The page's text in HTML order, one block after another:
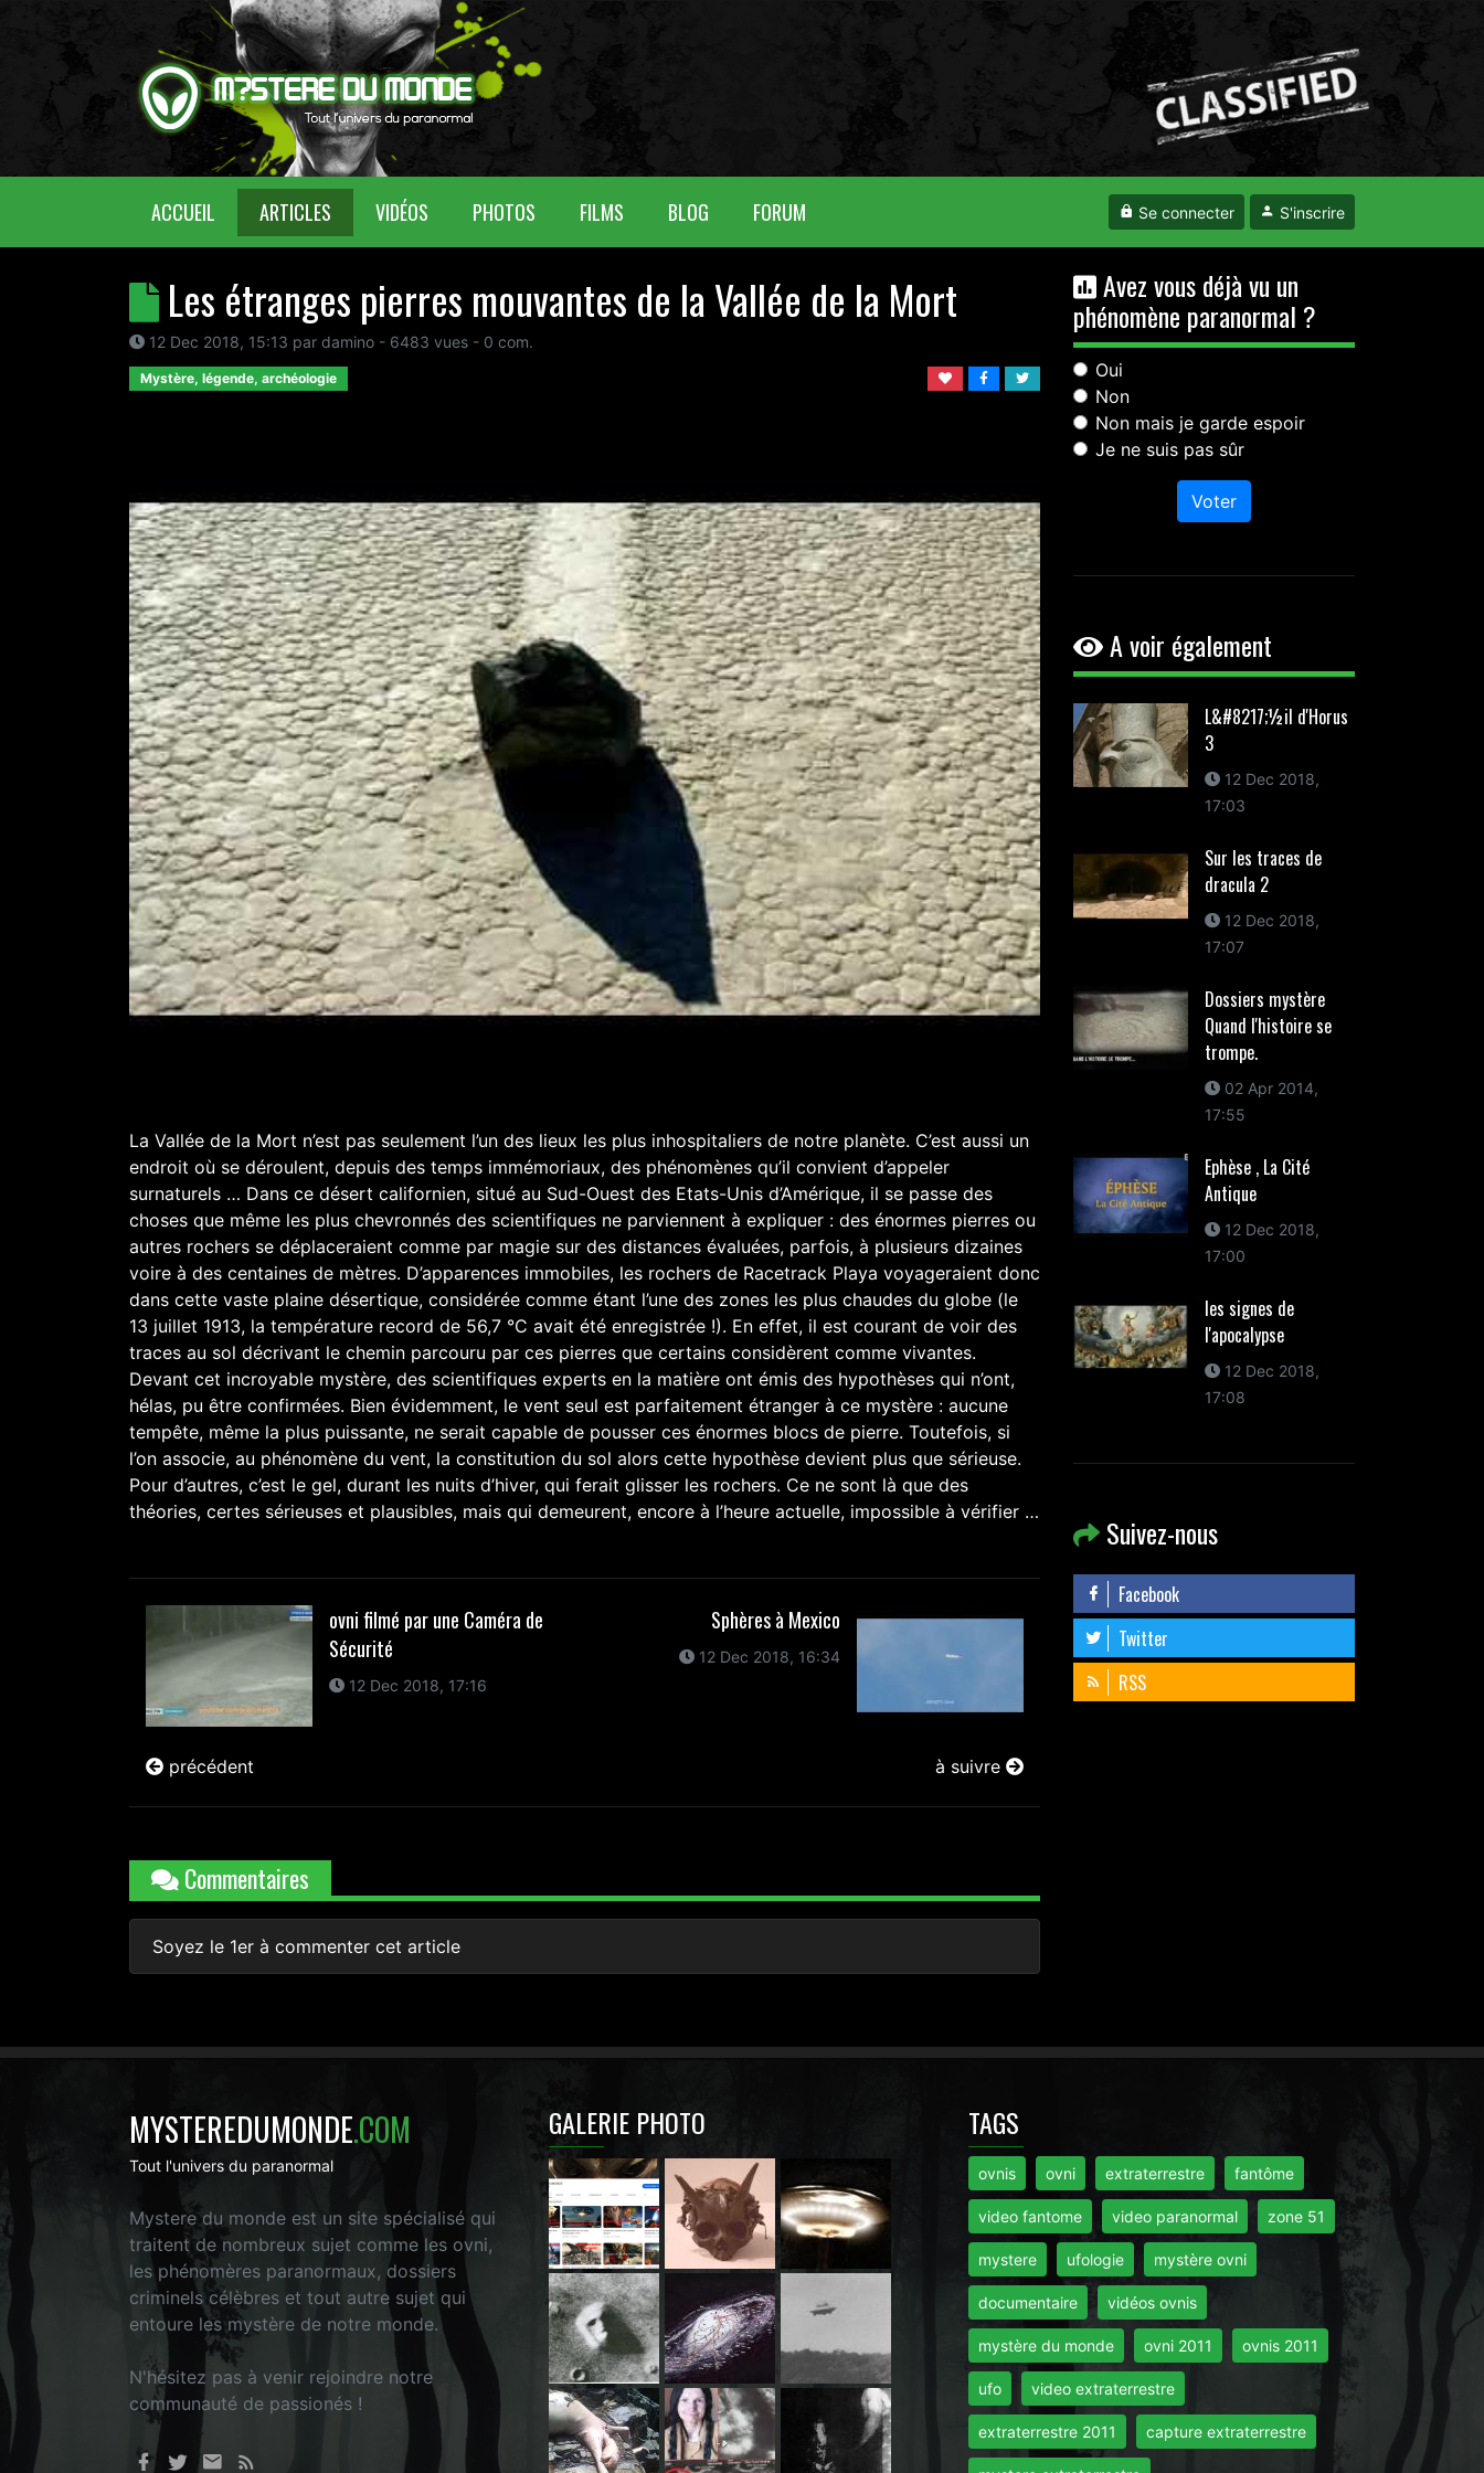
ACCUEIL (CURRENT)ARTICLES VIDÉOS PHOTOS FILMS BLOG FORUM Se connecter S'inscrire
Les étranges pierres mouvantes de la Vallée de la Mort
12 Dec 2018, 15:13 par damino - 6483 vues - 0 com.
Mystère, légende, archéologie
La Vallée de la Mort n’est pas seulement l’un des lieux les plus inhospitaliers de notre planète. C’est aussi un
endroit où se déroulent, depuis des temps immémoriaux, des phénomènes qu’il convient d’appeler
surnaturels … Dans ce désert californien, situé au Sud-Ouest des Etats-Unis d’Amérique, il se passe des
choses que même les plus chevronnés des scientifiques ne parviennent à expliquer : des énormes pierres ou
autres rochers se déplaceraient comme par magie sur des distances évaluées, parfois, à plusieurs dizaines
voire à des centaines de mètres. D’apparences immobiles, les rochers de Racetrack Playa voyageraient donc
dans cette vaste plaine désertique, considérée comme étant l’une des zones les plus chaudes du globe (le
13 juillet 1913, la température record de 56,7 °C avait été enregistrée !). En effet, il est courant de voir des
traces au sol décrivant le chemin parcouru par ces pierres que certains considèrent comme vivantes.
Devant cet incroyable mystère, des scientifiques experts en la matière ont émis des hypothèses qui n’ont,
hélas, pu être confirmées. Bien évidemment, le vent seul est parfaitement étranger à ce mystère : aucune
tempête, même la plus puissante, ne serait capable de pousser ces énormes blocs de pierre. Toutefois, si
l’on associe, au phénomène du vent, la constitution du sol alors cette hypothèse devient plus que sérieuse.
Pour d’autres, c’est le gel, durant les nuits d’hiver, qui ferait glisser les rochers. Ce ne sont là que des
théories, certes sérieuses et plausibles, mais qui demeurent, encore à l’heure actuelle, impossible à vérifier …
ovni filmé par une Caméra de
Sécurité
12 Dec 2018, 17:16
précédent
Sphères à Mexico
12 Dec 2018, 16:34
à suivre
Commentaires
Soyez le 1er à commenter cet article
Avez vous déjà vu un
phénomène paranormal ?
Oui
Non
Non mais je garde espoir
Je ne suis pas sûr
Voter
A voir également
L&#8217;½il d'Horus
3
12 Dec 2018,
17:03
Sur les traces de
dracula 2
12 Dec 2018,
17:07
Dossiers mystère
Quand l'histoire se
trompe.
02 Apr 2014,
17:55
Ephèse , La Cité
Antique
12 Dec 2018,
17:00
les signes de
l'apocalypse
12 Dec 2018,
17:08
Suivez-nous
Facebook
Twitter
RSS
MYSTEREDUMONDE.COM
Tout l'univers du paranormal
Mystere du monde est un site spécialisé qui
traitent de nombreux sujet comme les ovni,
les phénomères paranormaux, dossiers
criminels célèbres et tout autre sujet qui
entoure les mystère de notre monde.
N'hésitez pas à venir rejoindre notre
communauté de passionés !
GALERIE PHOTO TAGS
ovnis ovni extraterrestre fantôme
video fantome video paranormal zone 51
mystere ufologie mystère ovni
documentaire vidéos ovnis
mystère du monde ovni 2011 ovnis 2011
ufo video extraterrestre
extraterrestre 2011 capture extraterrestre